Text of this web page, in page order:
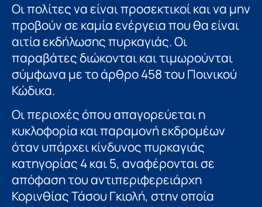
Οι πολίτες να είναι προσεκτικοί και να μην
προβούν σε καμία ενέργεια που θα είναι
αιτία εκδήλωσης πυρκαγιάς. Οι
παραβάτες διώκονται και τιμωρούνται
σύμφωνα με το άρθρο 458 του Ποινικού
Κώδικα.
Οι περιοχές όπου απαγορεύεται η
κυκλοφορία και παραμονή εκδρομέων
όταν υπάρχει κίνδυνος πυρκαγιάς
κατηγορίας 4 και 5, αναφέρονται σε
απόφαση του αντιπεριφερειάρχη
Κορινθίας Τάσου Γκιολή, στην οποία